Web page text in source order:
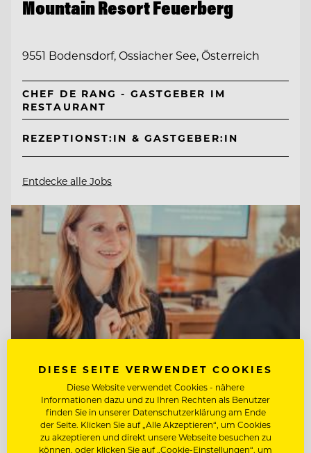
Mountain Resort Feuerberg
9551 Bodensdorf, Ossiacher See, Österreich
CHEF DE RANG - GASTGEBER IM
RESTAURANT
REZEPTIONST:IN & GASTGEBER:IN
Entdecke alle Jobs
TOP ARBEITGEBER
Tirol Lodge Ellmau
DIESE SEITE VERWENDET COOKIES
Diese Website verwendet Cookies - nähere
Informationen dazu und zu Ihren Rechten als Benutzer
finden Sie in unserer Datenschutzerklärung am Ende
der Seite. Klicken Sie auf „Alle Akzeptieren“, um Cookies
zu akzeptieren und direkt unsere Webseite besuchen zu
können, oder klicken Sie auf „Cookie-Einstellungen“, um